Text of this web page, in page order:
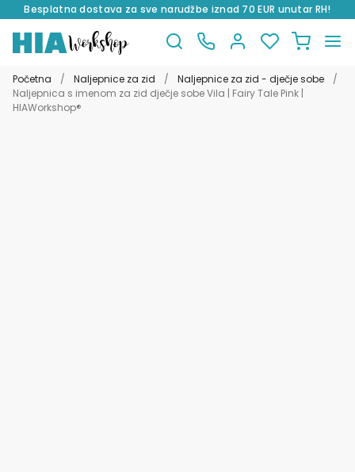
Besplatna dostava za sve narudžbe iznad 70 EUR unutar RH!
na
navigaciju
do
sadržaja
Početna / Naljepnice za zid / Naljepnice za zid - dječje sobe
/
Naljepnica s imenom za zid dječje sobe Vila | Fairy Tale Pink |
HIAWorkshop®